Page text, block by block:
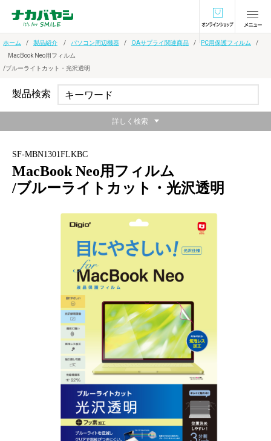
オンラインショ
ホーム 製品紹介 パソコン周辺機器 OAサプライ関連商品
PC用保護フィルム
MacBook Neo用フィルム
/ブルーライトカット・光沢透明
SF-MBN1301FLKBC
MacBook Neo用フィルム
/ブルーライトカット・光沢透明
ピタッと吸着、キレイをキープ
メーカー希望小売価格：
+ 税
・液晶画面をキズや汚れから守る
・位置決めしやすい3分割離型シート
・指紋や汚れに強い
製品検索
詳しく検索